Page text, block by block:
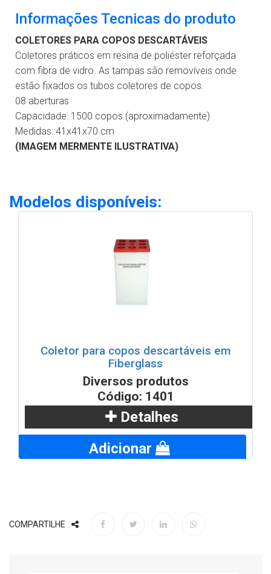
Informações Tecnicas do produto
COLETORES PARA COPOS DESCARTÁVEIS
Coletores práticos em resina de poliéster reforçada
com fibra de vidro. As tampas são removíveis onde
estão fixados os tubos coletores de copos.
08 aberturas
Capacidade: 1500 copos (aproximadamente)
Medidas: 41x41x70 cm
(IMAGEM MERMENTE ILUSTRATIVA)
Modelos disponíveis:
Coletor para copos descartáveis em
Fiberglass
Diversos produtos
Código: 1401
Detalhes
Adicionar
COMPARTILHE